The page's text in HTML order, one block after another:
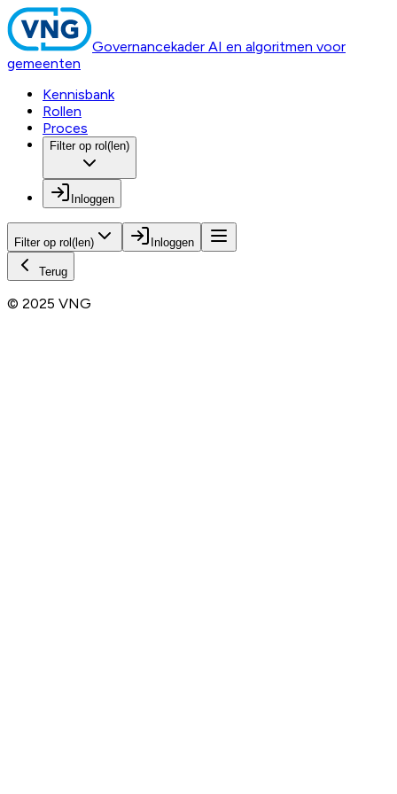
Governancekader AI en algoritmen voor
gemeenten
Kennisbank
Rollen
Proces
Filter op rol(len)
Inloggen
Filter op rol(len) Inloggen
Terug
© 2025 VNG